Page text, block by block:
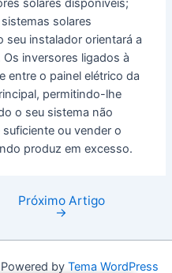
solares disponíveis;
solares
instalador orientará a
inversores ligados à
entre o painel elétrico da
permitindo-lhe
o seu sistema não
ou vender o
produz em excesso.
Próximo Artigo
→
by Tema WordPress